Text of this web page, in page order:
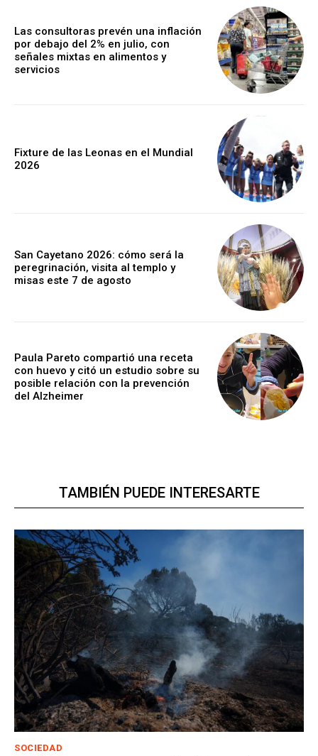
Las consultoras prevén una inflación
por debajo del 2% en julio, con
señales mixtas en alimentos y
servicios
Fixture de las Leonas en el Mundial
2026
San Cayetano 2026: cómo será la
peregrinación, visita al templo y
misas este 7 de agosto
Paula Pareto compartió una receta
con huevo y citó un estudio sobre su
posible relación con la prevención
del Alzheimer
TAMBIÉN PUEDE INTERESARTE
SOCIEDAD